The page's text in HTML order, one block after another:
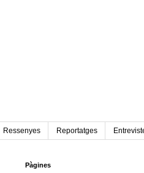
Ressenyes Reportatges
Pàgines